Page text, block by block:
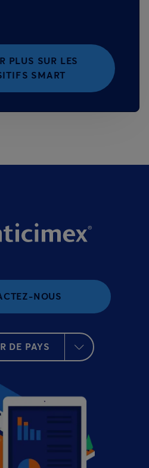
PLUS SUR LES
SMART
NOUS
DE PAYS